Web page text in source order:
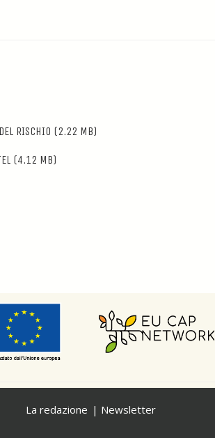
RISCHIO (2.22 MB)
(4.12 MB)
La redazione Newsletter